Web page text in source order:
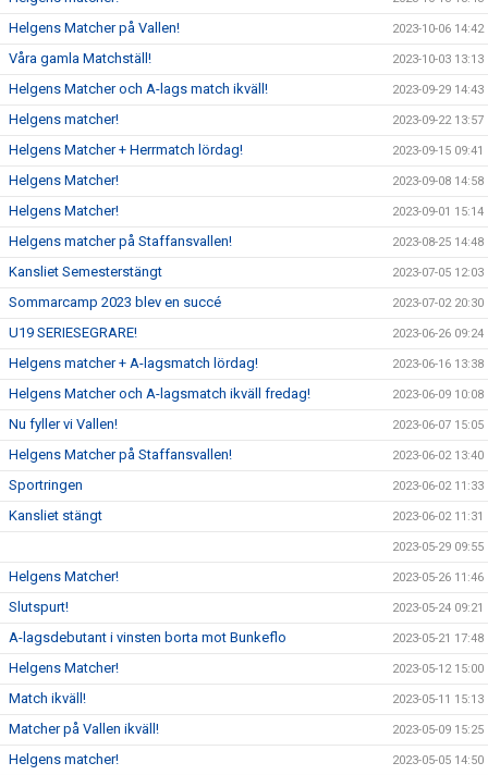
Helgens Matcher på Vallen! 2023-10-06 14:42
Våra gamla Matchställ! 2023-10-03 13:13
Helgens Matcher och A-lags match ikväll! 2023-09-29 14:43
Helgens matcher! 2023-09-22 13:57
Helgens Matcher + Herrmatch lördag! 2023-09-15 09:41
Helgens Matcher! 2023-09-08 14:58
Helgens Matcher! 2023-09-01 15:14
Helgens matcher på Staffansvallen! 2023-08-25 14:48
Kansliet Semesterstängt 2023-07-05 12:03
Sommarcamp 2023 blev en succé 2023-07-02 20:30
U19 SERIESEGRARE! 2023-06-26 09:24
Helgens matcher + A-lagsmatch lördag! 2023-06-16 13:38
Helgens Matcher och A-lagsmatch ikväll fredag! 2023-06-09 10:08
Nu fyller vi Vallen! 2023-06-07 15:05
Helgens Matcher på Staffansvallen! 2023-06-02 13:40
Sportringen 2023-06-02 11:33
Kansliet stängt 2023-06-02 11:31
2023-05-29 09:55
Helgens Matcher! 2023-05-26 11:46
Slutspurt! 2023-05-24 09:21
A-lagsdebutant i vinsten borta mot Bunkeflo 2023-05-21 17:48
Helgens Matcher! 2023-05-12 15:00
Match ikväll! 2023-05-11 15:13
Matcher på Vallen ikväll! 2023-05-09 15:25
Helgens matcher! 2023-05-05 14:50